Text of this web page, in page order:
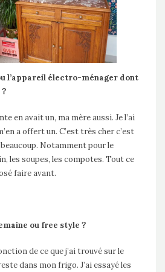
l’appareil électro-ménager dont
en avait un, ma mère aussi. Je l’ai
a offert un. C’est très cher c’est
Notamment pour le
les soupes, les compotes. Tout ce
faire avant.
ou free style ?
de ce que j’ai trouvé sur le
dans mon frigo. J’ai essayé les